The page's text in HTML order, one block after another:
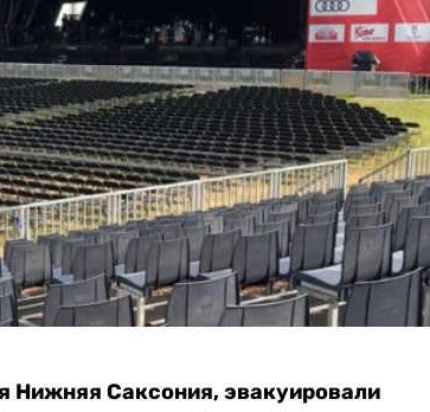
Нижняя Саксония, эвакуировали